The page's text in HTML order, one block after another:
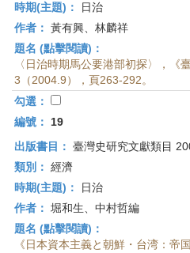
時期(主題)：
日治
作者： 黃有興、林麟祥
題名 (點擊閱讀)：
〈日治時期馬公要港部初探〉，《
3（2004.9），頁263-292。
勾選：
編號：
19
出版書目： 臺灣史研究文獻類目
類別： 經濟
時期(主題)：
日治
作者： 堀和生、中村哲編
題名 (點擊閱讀)：
《日本資本主義と朝鮮・台湾：帝